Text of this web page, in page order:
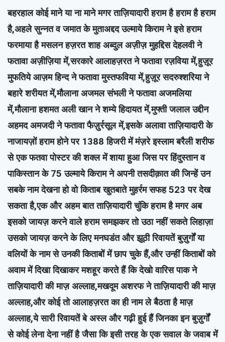
बहरहाल कोई माने या ना माने मगर ताज़ियादारी हराम है हराम है हराम
है,अहले सुन्नत व जमात के मुताअद्दद उल्माये किराम ने इसे हराम
फरमाया है मसलन हज़रत शाह अब्दुल अज़ीज़ मुहद्दिस देहलवी ने
फतावा अज़ीज़िया में,सरकारे आलाहज़रत ने फतावा रज़विया में,हुज़ूर
मुफतिये आज़म हिन्द ने फतावा मुस्तफविया में,हुज़ूर सदरुश्शरिया ने
बहारे शरीयत में,मौलाना अजमल संभली ने फतावा अजमलिया
में,मौलाना हशमत अली खान ने शम्ये हिदायत में,मुफ्ती जलाल उद्दीन
अहमद अमजदी ने फतावा फैज़ुर्रसूल में,इसके अलावा ताज़ियादारी के
नाजायज़ों हराम होने पर 1388 हिजरी में मंज़रे इस्लाम बरैली शरीफ
से एक फतवा पोस्टर की शक्ल में शाया हुआ जिस पर हिंदुस्तान व
पाकिस्तान के 75 उल्माये किराम ने अपनी तसदीक़ात की जिन्हें उन
सबके नाम देखना हो वो किताब खुतबाते मुहर्रम सफह 523 पर देख
सकता है,एक और अहम बात ताज़ियादारी चुंकि हराम है मगर अब
इसको जायज़ करने वाले हराम समझकर तो उठा नहीं सकते लिहाज़ा
उसको जायज़ करने के लिए मनघडंत और झूठी रिवायतें बुज़ुर्गों या
वलियों के नाम से उनकी किताबों में छाप चुके हैं,और उन्हीं किताबों को
अवाम में दिखा दिखाकर मशहूर करते हैं कि देखो वारिस पाक ने
ताज़ियादारी की माज़ अल्लाह,मखदूम अशरफ ने ताज़ियादारी की माज़
अल्लाह,और कोई तो आलाहज़रत का ही नाम ले बैठता है माज़
अल्लाह,ये सारी रिवायतें बे अस्ल और गढ़ी हुई हैं जिनका इन बुज़ुर्गों
से कोई लेना देना नहीं है जैसा कि इसी तरह के एक सवाल के जवाब में